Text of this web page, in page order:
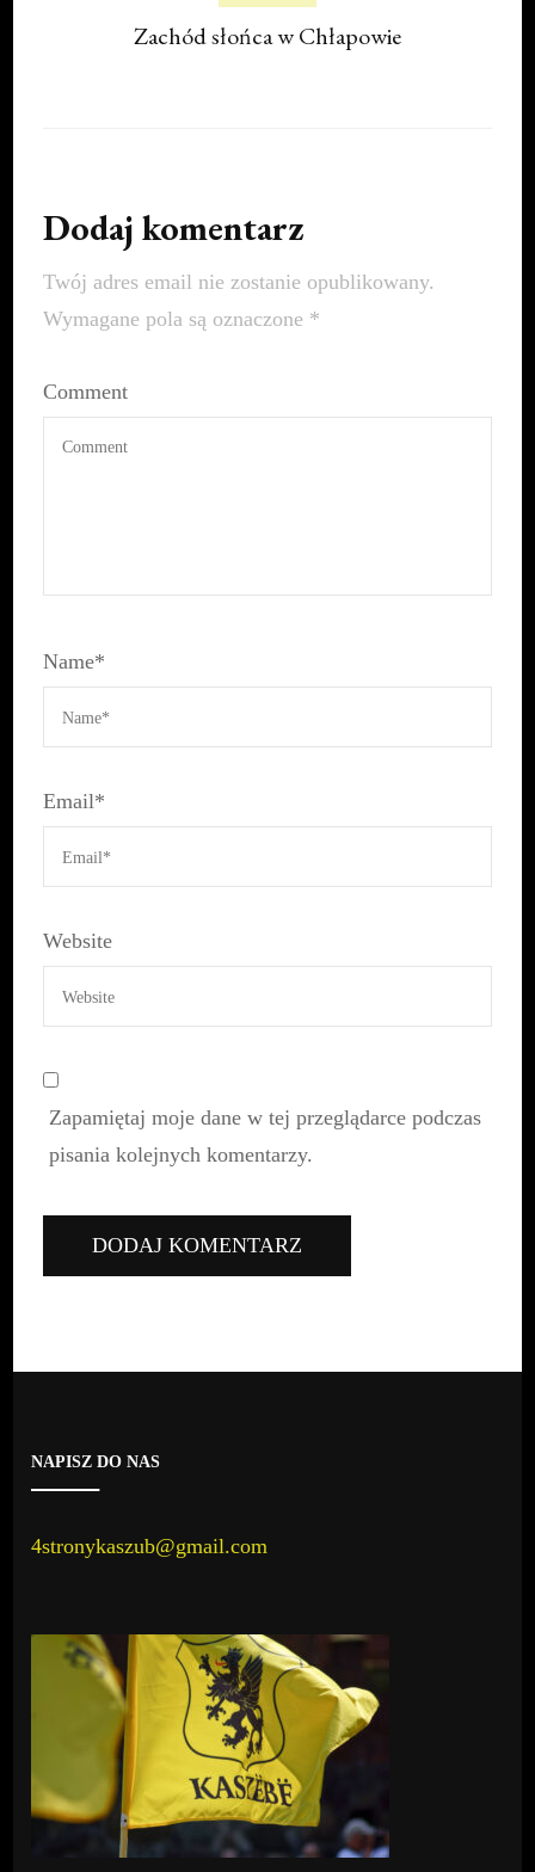
Zachód słońca w Chłapowie
Dodaj komentarz
Twój adres email nie zostanie opublikowany.
Wymagane pola są oznaczone *
Comment
Name*
Email*
Website
Zapamiętaj moje dane w tej przeglądarce podczas
pisania kolejnych komentarzy.
NAPISZ DO NAS
4stronykaszub@gmail.com